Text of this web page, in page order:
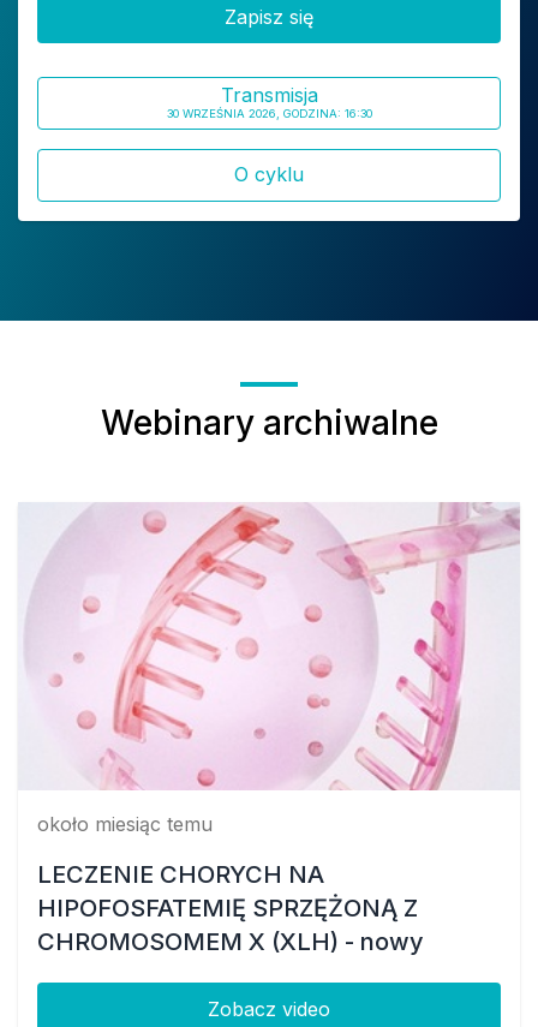
Zapisz się
Transmisja
30 WRZEŚNIA 2026, GODZINA: 16:30
O cyklu
Webinary archiwalne
około miesiąc temu
LECZENIE CHORYCH NA
HIPOFOSFATEMIĘ SPRZĘŻONĄ Z
CHROMOSOMEM X (XLH) - nowy
program lekowy dla dzieci i pacjentów
dorosłych - praktyczne podejście krok
Zobacz video